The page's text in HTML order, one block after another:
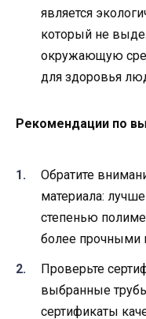
является
который не
окружающую
для здоровья
Рекомендации по
Обратите
материала:
степенью
более прочными
Проверьте
выбранные
сертификаты